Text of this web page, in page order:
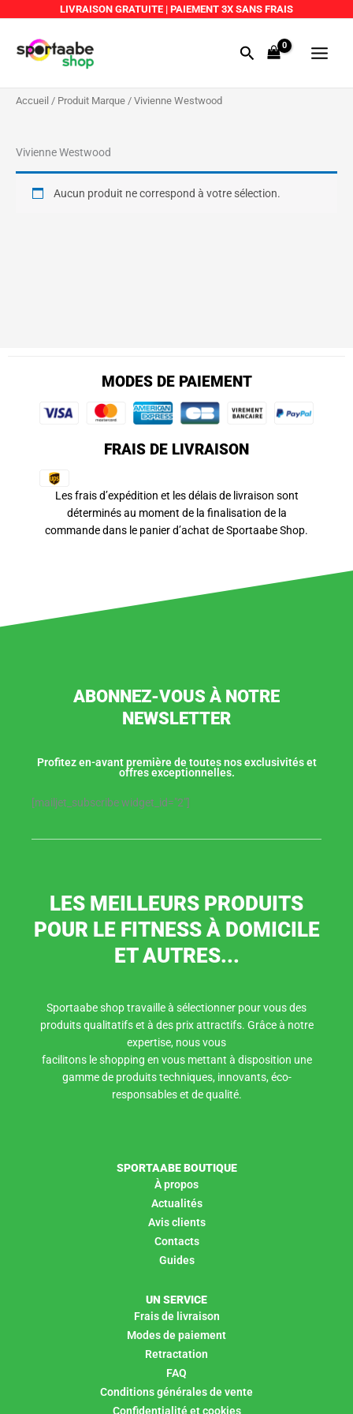
contenu
LIVRAISON GRATUITE | PAIEMENT 3X SANS FRAIS
RechercherMenu
Accueil / Produit Marque / Vivienne Westwood
Vivienne Westwood
Aucun produit ne correspond à votre sélection.
MODES DE PAIEMENT
FRAIS DE LIVRAISON
Les frais d’expédition et les délais de livraison sont
déterminés au moment de la finalisation de la
commande dans le panier d’achat de Sportaabe Shop.
ABONNEZ-VOUS À NOTRE
NEWSLETTER
Profitez en-avant première de toutes nos exclusivités et
offres exceptionnelles.
[mailjet_subscribe widget_id="2"]
LES MEILLEURS PRODUITS
POUR LE FITNESS À DOMICILE
ET AUTRES...
Sportaabe shop travaille à sélectionner pour vous des
produits qualitatifs et à des prix attractifs. Grâce à notre
expertise, nous vous
facilitons le shopping en vous mettant à disposition une
gamme de produits techniques, innovants, éco-
responsables et de qualité.
SPORTAABE BOUTIQUE
À propos
Actualités
Avis clients
Contacts
Guides
UN SERVICE
Frais de livraison
Modes de paiement
Retractation
FAQ
Conditions générales de vente
Confidentialité et cookies